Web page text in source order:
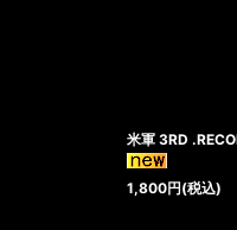
米軍 3RD
1,800円(税込)